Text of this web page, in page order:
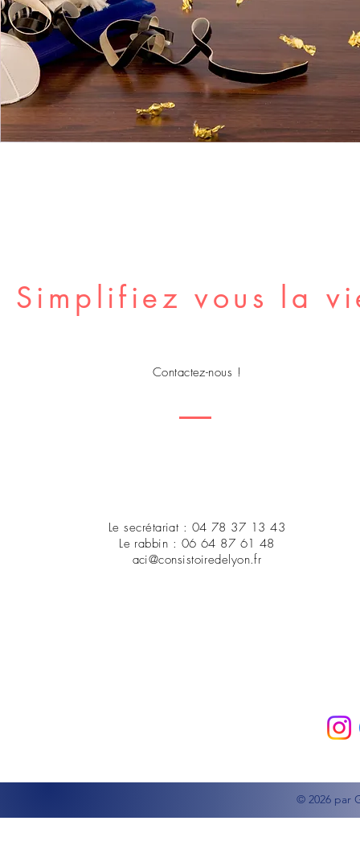
Simplifiez vous la
Contactez-nous !
Le secrétariat : 04 78 37 13 43
Le rabbin : 06 64 87 61 48
aci@consistoiredelyon.fr
© 2026 par